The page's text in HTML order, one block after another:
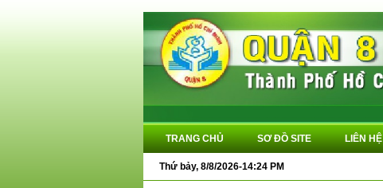
TRANG CHỦ SƠ ĐỒ SITE LIÊN HỆ
Thứ bảy, 8/8/2026-14:24 PM